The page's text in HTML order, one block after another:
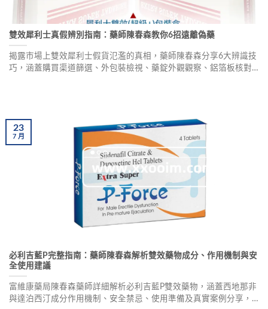
雙效犀利士真假辨別指南：藥師陳春森教你6招遠離偽藥
揭露市場上雙效犀利士假貨氾濫的真相，藥師陳春森分享6大辨識技
巧，涵蓋購買渠道篩選、外包裝檢視、藥錠外觀觀察、鋁箔板核對
必利吉藍P完整指南：藥師陳春森解析雙效藥物成分、作用機制與安
全使用建議
富維康藥局陳春森藥師詳細解析必利吉藍P雙效藥物，涵蓋西地那非
與達泊西汀成分作用機制、安全禁忌、使用準備及真實案例分享，
23
7月